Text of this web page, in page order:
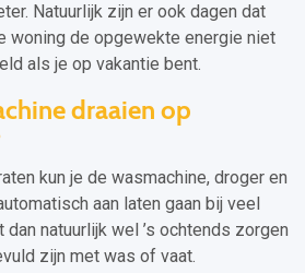
Natuurlijk zijn er ook dagen dat
woning de opgewekte energie niet
als je op vakantie bent.
draaien op
kun je de wasmachine, droger en
aan laten gaan bij veel
natuurlijk wel ’s ochtends zorgen
zijn met was of vaat.